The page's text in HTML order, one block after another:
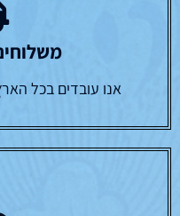
אנו עובדים בכל